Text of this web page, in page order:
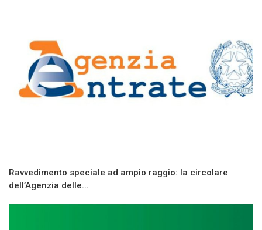
Ravvedimento speciale ad ampio raggio: la circolare
dell’Agenzia delle...